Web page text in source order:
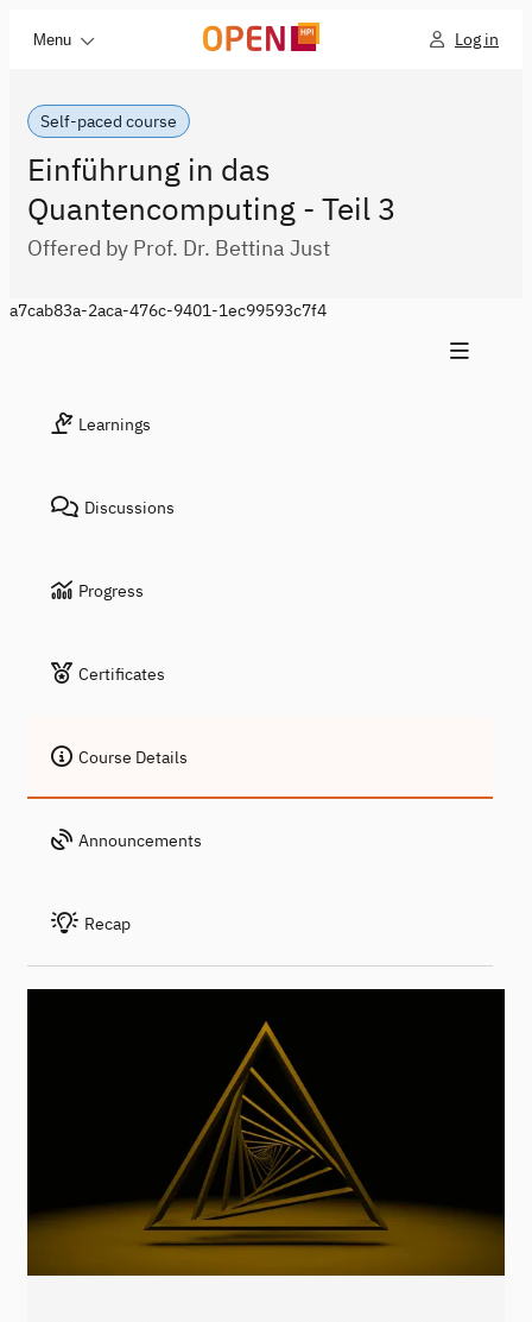
Menu Log in
Self-paced course
Einführung in das
Quantencomputing - Teil 3
Offered by Prof. Dr. Bettina Just
a7cab83a-2aca-476c-9401-1ec99593c7f4
Learnings
Discussions
Progress
Certificates
Course Details
Announcements
Recap